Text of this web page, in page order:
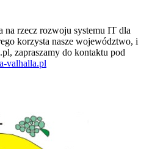
na rzecz rozwoju systemu IT dla
korzysta nasze województwo, i
zapraszamy do kontaktu pod
valhalla.pl